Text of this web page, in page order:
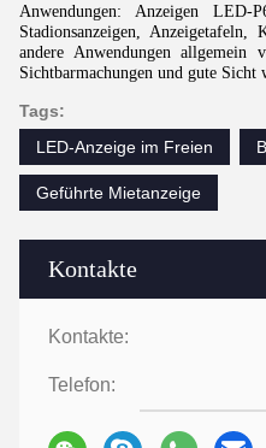
Kontakte
Kontakte:
Telefon:
Anwendungen: Anzeigen
Stadionsanzeigen, Anzeigetafeln,
andere Anwendungen allgemein
Sichtbarmachungen und gute Sicht
Tags:
LED-Anzeige im Freien
Geführte Mietanzeige